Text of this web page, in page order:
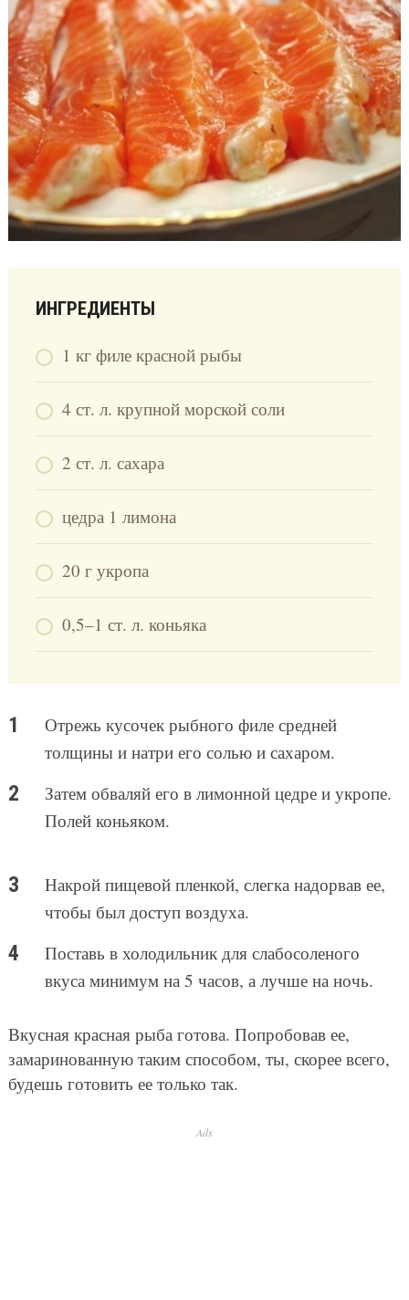
ИНГРЕДИЕНТЫ
1 кг филе красной рыбы
4 ст. л. крупной морской соли
2 ст. л. сахара
цедра 1 лимона
20 г укропа
0,5–1 ст. л. коньяка
Отрежь кусочек рыбного филе средней
толщины и натри его солью и сахаром.
Затем обваляй его в лимонной цедре и укропе.
Полей коньяком.
Накрой пищевой пленкой, слегка надорвав ее,
чтобы был доступ воздуха.
Поставь в холодильник для слабосоленого
вкуса минимум на 5 часов, а лучше на ночь.
Вкусная красная рыба готова. Попробовав ее,
замаринованную таким способом, ты, скорее всего,
будешь готовить ее только так.
Ads